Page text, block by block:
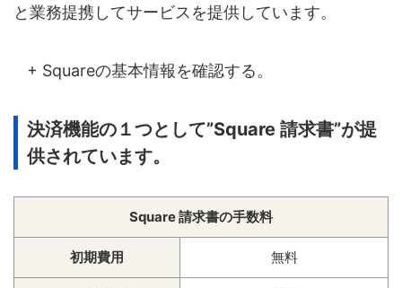
と業務提携してサービスを提供しています。
+ Squareの基本情報を確認する。
決済機能の１つとして”Square 請求書”が提
供されています。
Square 請求書の手数料
初期費用 無料